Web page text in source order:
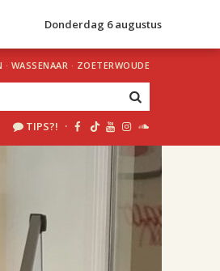
Donderdag 6 augustus
· WASSENAAR · ZOETERWOUDE
TIPS?! ·
uur 1 van 2
Volgend uur